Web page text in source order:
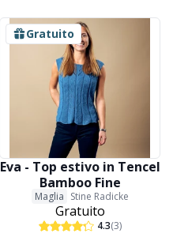
Gratuito
Eva - Top estivo in Tencel
Bamboo Fine
Maglia Stine Radicke
Gratuito
4.3(3)